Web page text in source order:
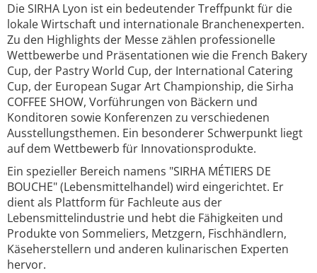
Die SIRHA Lyon ist ein bedeutender Treffpunkt für die
lokale Wirtschaft und internationale Branchenexperten.
Zu den Highlights der Messe zählen professionelle
Wettbewerbe und Präsentationen wie die French Bakery
Cup, der Pastry World Cup, der International Catering
Cup, der European Sugar Art Championship, die Sirha
COFFEE SHOW, Vorführungen von Bäckern und
Konditoren sowie Konferenzen zu verschiedenen
Ausstellungsthemen. Ein besonderer Schwerpunkt liegt
auf dem Wettbewerb für Innovationsprodukte.
Ein spezieller Bereich namens "SIRHA MÉTIERS DE
BOUCHE" (Lebensmittelhandel) wird eingerichtet. Er
dient als Plattform für Fachleute aus der
Lebensmittelindustrie und hebt die Fähigkeiten und
Produkte von Sommeliers, Metzgern, Fischhändlern,
Käseherstellern und anderen kulinarischen Experten
hervor.